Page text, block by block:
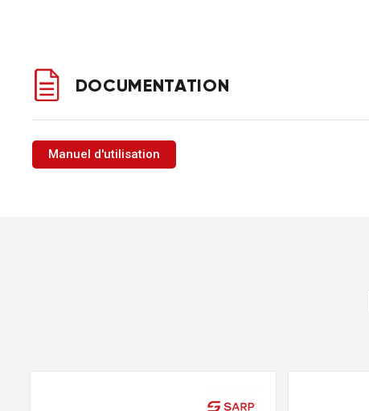
DOCUMENTATION
Manuel d'utilisation